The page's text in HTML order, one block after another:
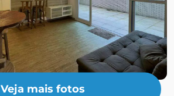
Veja mais fotos